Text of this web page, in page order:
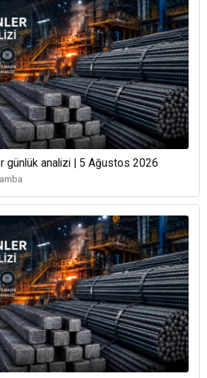
günlük analizi | 5 Ağustos 2026